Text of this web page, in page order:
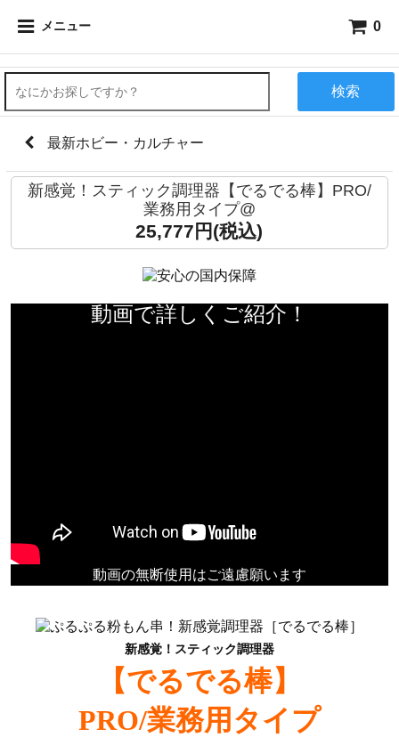
メニュー 0
検索
最新ホビー・カルチャー
新感覚！スティック調理器【でるでる棒】PRO/
業務用タイプ@
25,777円(税込)
動画で詳しくご紹介！
動画の無断使用はご遠慮願います
新感覚！スティック調理器
【でるでる棒】
PRO/業務用タイプ